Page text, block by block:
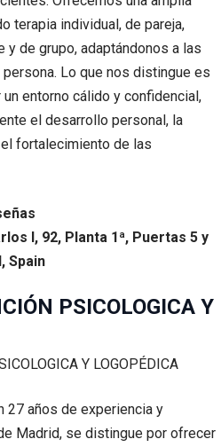
terapia individual, de pareja,
y de grupo, adaptándonos a las
Lo que nos distingue es
entorno cálido y confidencial,
el desarrollo personal, la
fortalecimiento de las
I, 92, Planta 1ª, Puertas 5 y
Spain
PSICOLOGICA Y
27 años de experiencia y
Madrid, se distingue por ofrecer